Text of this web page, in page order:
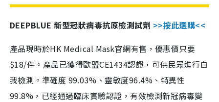
DEEPBLUE 新型冠狀病毒抗原檢測試劑 >>按此選購<<
產品現時於HK Medical Mask官網有售，優惠價只要
$18/件。產品已獲得歐盟CE1434認證，可供民眾進行自
我檢測。準確度 99.03%、靈敏度96.4%、特異性
99.8%，已經通過臨床實驗認證，有效檢測新冠病毒變